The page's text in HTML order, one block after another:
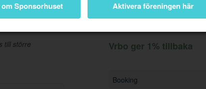
Sponsorhuset Aktivera föreningen här
till större
Information
Vrbo ger 1% tillbaka
Booking